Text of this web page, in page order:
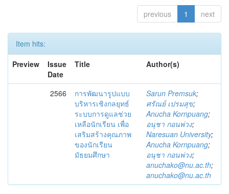
previous 1 next
Item hits:
Preview
Issue
Date
Title Author(s)
2566
การพัฒนารูปแบบ
บริหารเชิงกลยุทธ์
ระบบการดูแลช่วย
เหลือนักเรียน เพื่อ
เสริมสร้างคุณภาพ
ของนักเรียน
มัธยมศึกษา
Sarun Premsuk;
ศรัณย์ เปรมสุข;
Anucha Kornpuang;
อนุชา กอนพ่วง;
Naresuan University;
Anucha Kornpuang;
อนุชา กอนพ่วง;
anuchako@nu.ac.th;
anuchako@nu.ac.th